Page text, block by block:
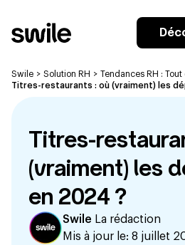
Swile > Solution RH > Tendances RH :
Titres-restaurants : où (vraiment) les
Titres-
(vraiment) les
en 2024 ?
Swile La rédaction
Mis à jour le: 8 juillet